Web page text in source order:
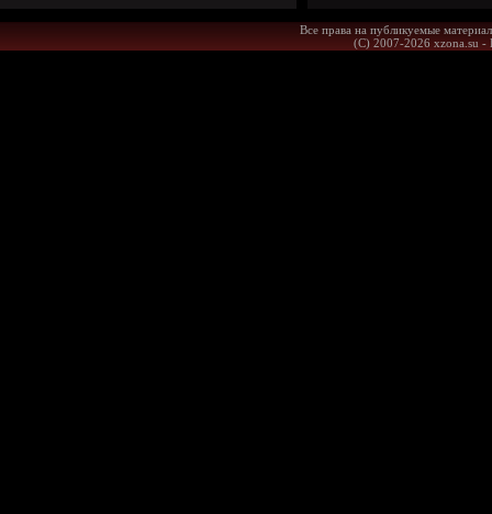
Все права на публикуемые
(С) 2007-2026 xzona.su -